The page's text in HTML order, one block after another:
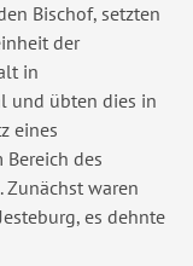
Bischof, setzten
der
in
und übten dies in
eines
des
waren
es dehnte